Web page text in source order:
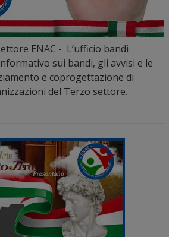
ENAC - L’ufficio bandi
sui bandi, gli avvisi e le
e coprogettazione di
del Terzo settore.